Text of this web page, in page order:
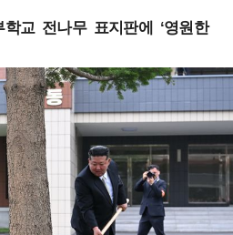
교 전나무 표지판에 ‘영원한